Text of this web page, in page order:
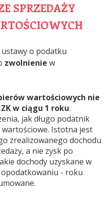
SPRZEDAŻY
o podatku
zwolnienie w
wartościowych nie
w ciągu 1 roku.
jak długo podatnik
wartościowe. Istotna jest
zrealizowanego dochodu
a nie zysk po
dochody uzyskane w
- roku